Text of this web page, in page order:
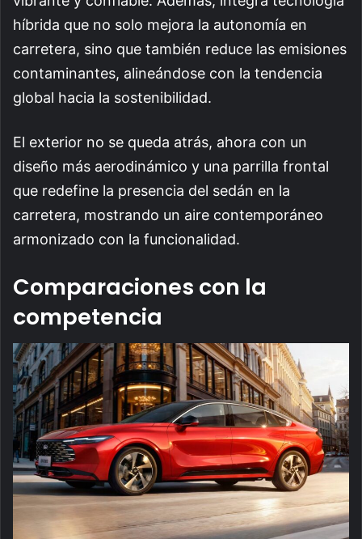
híbrida que no solo mejora la autonomía en
carretera, sino que también reduce las emisiones
contaminantes, alineándose con la tendencia
global hacia la sostenibilidad.
El exterior no se queda atrás, ahora con un
diseño más aerodinámico y una parrilla frontal
que redefine la presencia del sedán en la
carretera, mostrando un aire contemporáneo
armonizado con la funcionalidad.
Comparaciones con la
competencia